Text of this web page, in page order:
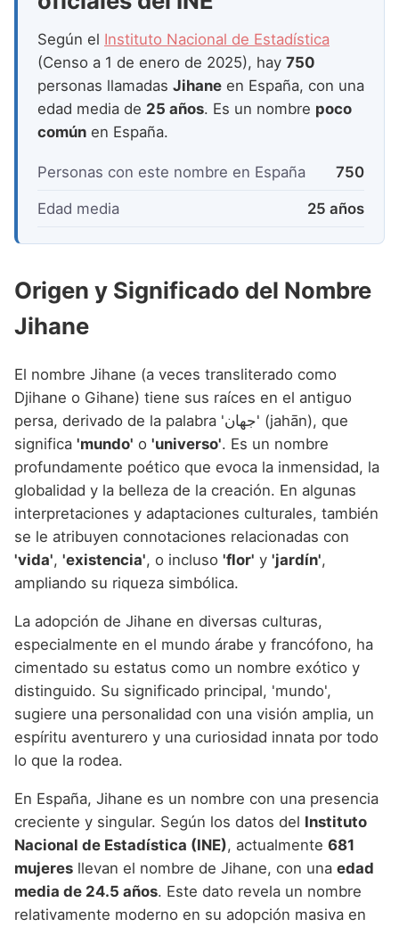
Nombres de Niña que empiezan por P
Nombres de Niña que empiezan por Q
Nombres de Niña que empiezan por R
Nombres de Niña que empiezan por S
Nombres de Niña que empiezan por T
Nombres de Niña que empiezan por U
Nombres de Niña que empiezan por V
Nombres de Niña que empiezan por X
Nombres de Niña que empiezan por Y
Nombres de Niña Suecos
Nombres de Niña Riojanos
Nombres de Niña Valencianos
Nombres de Niña Vascos
Según el Instituto Nacional de Estadística
(Censo a 1 de enero de 2025), hay 750
personas llamadas Jihane en España, con una
edad media de 25 años. Es un nombre poco
común en España.
Personas con este nombre en España 750
Edad media 25 años
Origen y Significado del Nombre
Jihane
El nombre Jihane (a veces transliterado como
Djihane o Gihane) tiene sus raíces en el antiguo
persa, derivado de la palabra 'جهان' (jahān), que
significa 'mundo' o 'universo'. Es un nombre
profundamente poético que evoca la inmensidad, la
globalidad y la belleza de la creación. En algunas
interpretaciones y adaptaciones culturales, también
se le atribuyen connotaciones relacionadas con
'vida', 'existencia', o incluso 'flor' y 'jardín',
ampliando su riqueza simbólica.
La adopción de Jihane en diversas culturas,
especialmente en el mundo árabe y francófono, ha
cimentado su estatus como un nombre exótico y
distinguido. Su significado principal, 'mundo',
sugiere una personalidad con una visión amplia, un
espíritu aventurero y una curiosidad innata por todo
lo que la rodea.
En España, Jihane es un nombre con una presencia
creciente y singular. Según los datos del Instituto
Nacional de Estadística (INE), actualmente 681
mujeres llevan el nombre de Jihane, con una edad
media de 24.5 años. Este dato revela un nombre
relativamente moderno en su adopción masiva en